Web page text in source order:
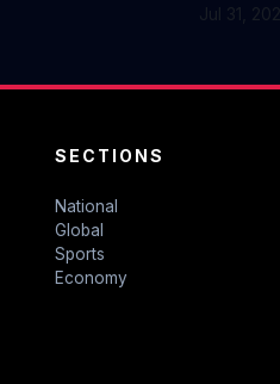
SECTIONS
National
Global
Sports
Economy